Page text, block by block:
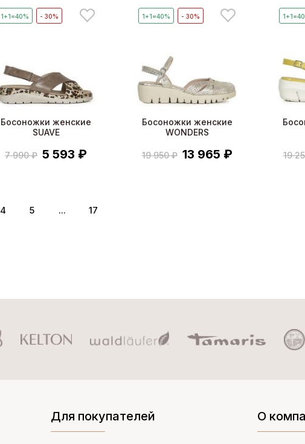
1+1=40% - 30%
Босоножки женские
SUAVE
7 990 ₽ 5 593 ₽
1+1=40% - 30%
Босоножки женские
WONDERS
19 950 ₽ 13 965 ₽ 19
4 5 ... 17
Для покупателей О